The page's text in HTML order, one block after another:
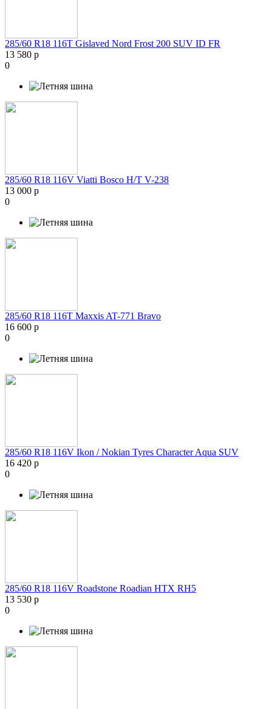
285/60 R18 116T Gislaved Nord Frost 200 SUV ID FR
13 580 р
0
285/60 R18 116V Viatti Bosco H/T V-238
13 000 р
0
285/60 R18 116T Maxxis AT-771 Bravo
16 600 р
0
285/60 R18 116V Ikon / Nokian Tyres Character Aqua SUV
16 420 р
0
285/60 R18 116V Roadstone Roadian HTX RH5
13 530 р
0